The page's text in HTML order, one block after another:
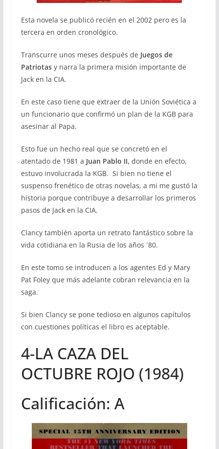
Esta novela se publicó recién en el 2002 pero es la
tercera en orden cronológico.
Transcurre unos meses después de Juegos de
Patriotasy narra la primera misión importante de
Jack en la CIA.
En este caso tiene que extraer de la Unión Soviética a
un funcionario que confirmó un plan de la KGB para
asesinar al Papa.
Esto fue un hecho real que se concretó en el
atentado de 1981 a Juan Pablo II, donde en efecto,
estuvo involucrada la KGB. Si bien no tiene el
suspenso frenético de otras novelas, a mi me gustó la
historia porque contribuye a desarrollar los primeros
pasos de Jack en la CIA.
Clancy también aporta un retrato fantástico sobre la
vida cotidiana en la Rusia de los años ´80.
En este tomo se introducen a los agentes Ed y Mary
Pat Foley que más adelante cobran relevancia en la
saga.
Si bien Clancy se pone tedioso en algunos capítulos
con cuestiones políticas el libro es aceptable.
4-LA CAZA DEL
OCTUBRE ROJO (1984)
Calificación: A